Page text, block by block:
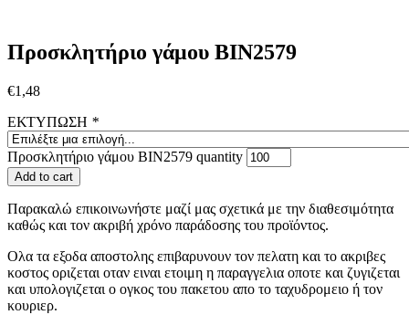
Προσκλητήριο γάμου ΒΙΝ2579
€1,48
ΕΚΤΥΠΩΣΗ *
Προσκλητήριο γάμου ΒΙΝ2579 quantity
Add to cart
Παρακαλώ επικοινωνήστε μαζί μας σχετικά με την διαθεσιμότητα
καθώς και τον ακριβή χρόνο παράδοσης του προϊόντος.
Ολα τα εξοδα αποστολης επιβαρυνουν τον πελατη και το ακριβες
κοστος οριζεται οταν ειναι ετοιμη η παραγγελια οποτε και ζυγιζεται
και υπολογιζεται ο ογκος του πακετου απο το ταχυδρομειο ή τον
κουριερ.